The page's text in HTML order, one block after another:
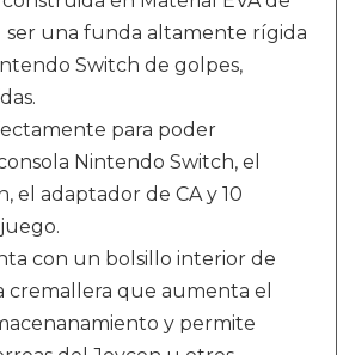
ser una funda altamente rígida
Switch de golpes,
para poder
Nintendo Switch, el
el adaptador de CA y 10
con un bolsillo interior de
cremallera que aumenta el
y permite